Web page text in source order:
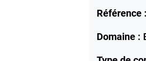
Référence :
Domaine :